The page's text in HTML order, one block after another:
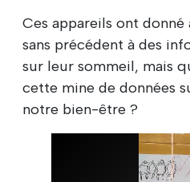
Ces appareils ont donné
sans précédent à des
sur leur sommeil, mais
cette mine de données
notre bien-être ?